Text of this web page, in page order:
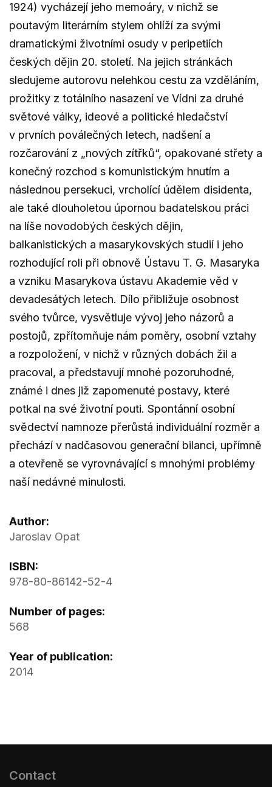
1924) vycházejí jeho memoáry, v nichž se
poutavým literárním stylem ohlíží za svými
dramatickými životními osudy v peripetiích
českých dějin 20. století. Na jejich stránkách
sledujeme autorovu nelehkou cestu za vzděláním,
prožitky z totálního nasazení ve Vídni za druhé
světové války, ideové a politické hledačství
v prvních poválečných letech, nadšení a
rozčarování z „nových zítřků“, opakované střety a
konečný rozchod s komunistickým hnutím a
následnou persekuci, vrcholící údělem disidenta,
ale také dlouholetou úpornou badatelskou práci
na líše novodobých českých dějin,
balkanistických a masarykovských studií i jeho
rozhodující roli při obnově Ústavu T. G. Masaryka
a vzniku Masarykova ústavu Akademie věd v
devadesátých letech. Dílo přibližuje osobnost
svého tvůrce, vysvětluje vývoj jeho názorů a
postojů, zpřítomňuje nám poměry, osobní vztahy
a rozpoložení, v nichž v různých dobách žil a
pracoval, a představují mnohé pozoruhodné,
známé i dnes již zapomenuté postavy, které
potkal na své životní pouti. Spontánní osobní
svědectví namnoze přerůstá individuální rozměr a
přechází v nadčasovou generační bilanci, upřímně
a otevřeně se vyrovnávající s mnohými problémy
naší nedávné minulosti.
Author:
Jaroslav Opat
ISBN:
978-80-86142-52-4
Number of pages:
568
Year of publication:
2014
Contact